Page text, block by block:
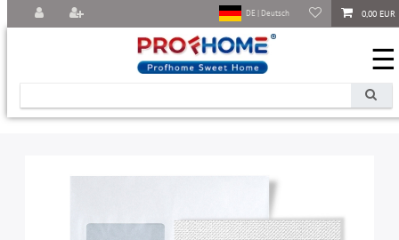
0,00 EUR
DE | Deutsch
☰